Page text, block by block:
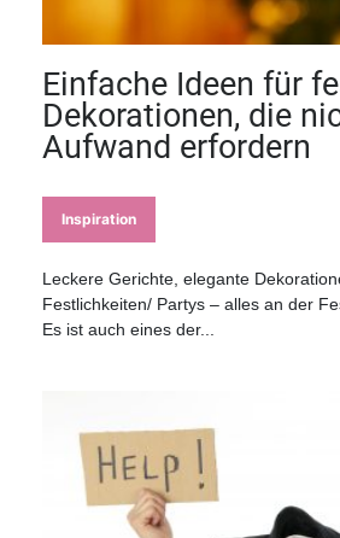
Einfache Ideen für
Dekorationen, die
Aufwand erfordern
Inspiration
Leckere Gerichte, elegante
Festlichkeiten/ Partys – alles an der
Es ist auch eines der...